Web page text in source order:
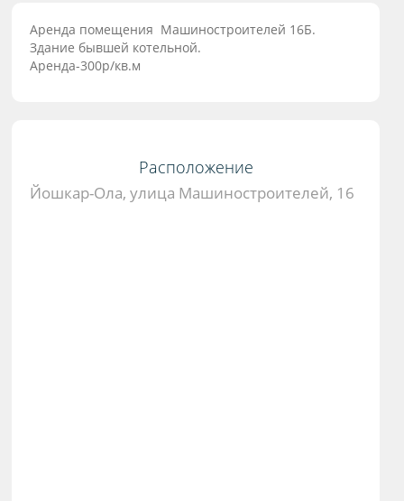
Аренда помещения Машиностроителей 16Б.
Здание бывшей котельной.
Аренда-300р/кв.м
Расположение
Йошкар-Ола, улица Машиностроителей, 16